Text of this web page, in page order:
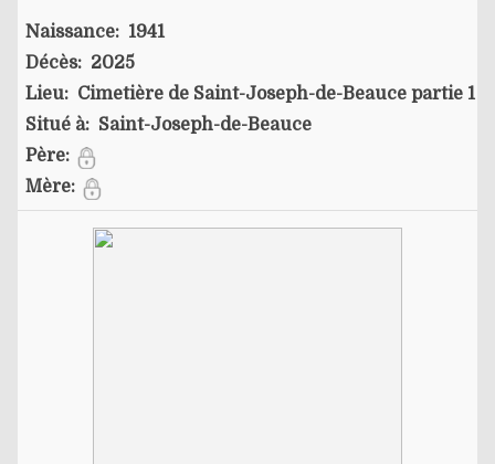
Naissance: 1941
Décès: 2025
Lieu: Cimetière de Saint-Joseph-de-Beauce partie 1
Situé à: Saint-Joseph-de-Beauce
Père:
Mère: